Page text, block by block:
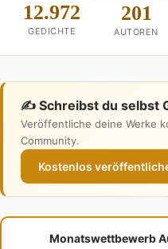
12.972
GEDICHTE
201
AUTOREN
✍️ Schreibst du selbst
Veröffentliche deine Werke
Community.
Kostenlos
Monatswettbewerb